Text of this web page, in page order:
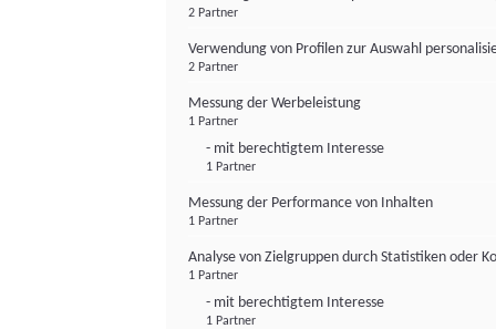
2 Partner
Verwendung von Profilen zur Auswahl
2 Partner
Messung der Werbeleistung
1 Partner
- mit berechtigtem Interesse
1 Partner
Messung der Performance von Inhalten
1 Partner
Analyse von Zielgruppen durch Statistiken oder
1 Partner
- mit berechtigtem Interesse
1 Partner